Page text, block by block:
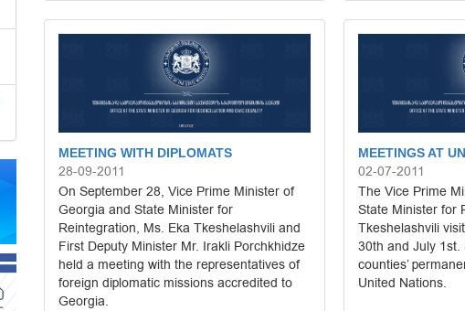
MEETING WITH DIPLOMATS
28-09-2011
On September 28, Vice Prime Minister of
Georgia and State Minister for
Reintegration, Ms. Eka Tkeshelashvili and
First Deputy Minister Mr. Irakli Porchkhidze
held a meeting with the representatives of
foreign diplomatic missions accredited to
Georgia.
MEETINGS AT
02-07-2011
The Vice Prime
State Minister for
Tkeshelashvili
30th and July
counties’
United Nations.